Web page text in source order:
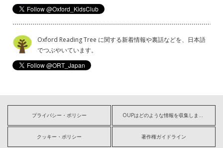
Oxford Reading Tree に関する新着情報や裏話などを、日本語
でつぶやいています。
プライバシー・ポリシー OUPはどのような情報を収集しますか?
クッキー・ポリシー 著作権ガイドライン